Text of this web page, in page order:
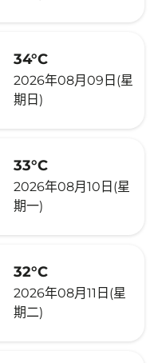
34°C
2026年08月09日(星
期日)
33°C
2026年08月10日(星
期一)
32°C
2026年08月11日(星
期二)